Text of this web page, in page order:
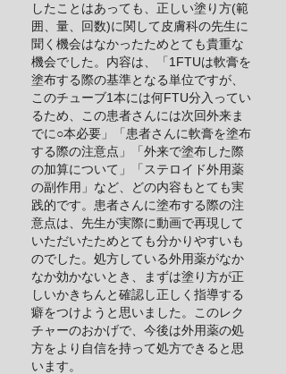
したことはあっても、正しい塗り方(範
囲、量、回数)に関して皮膚科の先生に
聞く機会はなかったためとても貴重な
機会でした。内容は、「1FTUは軟膏を
塗布する際の基準となる単位ですが、
このチューブ1本には何FTU分入ってい
るため、この患者さんには次回外来ま
でに○本必要」「患者さんに軟膏を塗布
する際の注意点」「外来で塗布した際
の加算について」「ステロイド外用薬
の副作用」など、どの内容もとても実
践的です。患者さんに塗布する際の注
意点は、先生が実際に動画で再現して
いただいたためとても分かりやすいも
のでした。処方している外用薬がなか
なか効かないとき、まずは塗り方が正
しいかきちんと確認し正しく指導する
癖をつけようと思いました。このレク
チャーのおかげで、今後は外用薬の処
方をより自信を持って処方できると思
います。